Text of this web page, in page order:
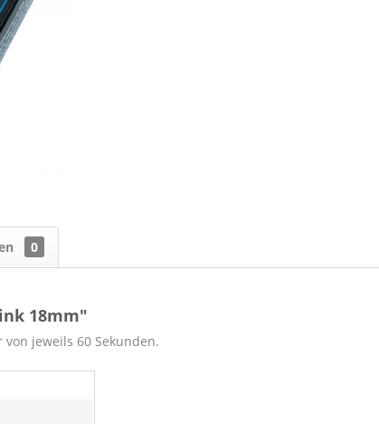
0
18mm"
jeweils 60 Sekunden.